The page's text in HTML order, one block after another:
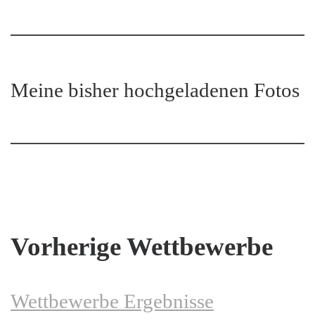
Meine bisher hochgeladenen Fotos
Vorherige Wettbewerbe
Wettbewerbe Ergebnisse